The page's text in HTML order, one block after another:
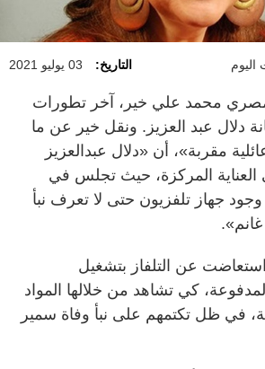
اليوم التاريخ: 03 يوليو 2021
محمد علي خير، آخر تطورات
دلال عبد العزيز. ونقل خير عن ما
مقربة»، أن «دلال عبدالعزيز
العناية المركزة، حيث تجلس في
جهاز تلفزيون حتى لا تعرف نبأ
استعاضت عن التلفاز بتشغيل
كي تشاهد من خلالها المواد
في ظل تكتمهم على نبأ وفاة سمير